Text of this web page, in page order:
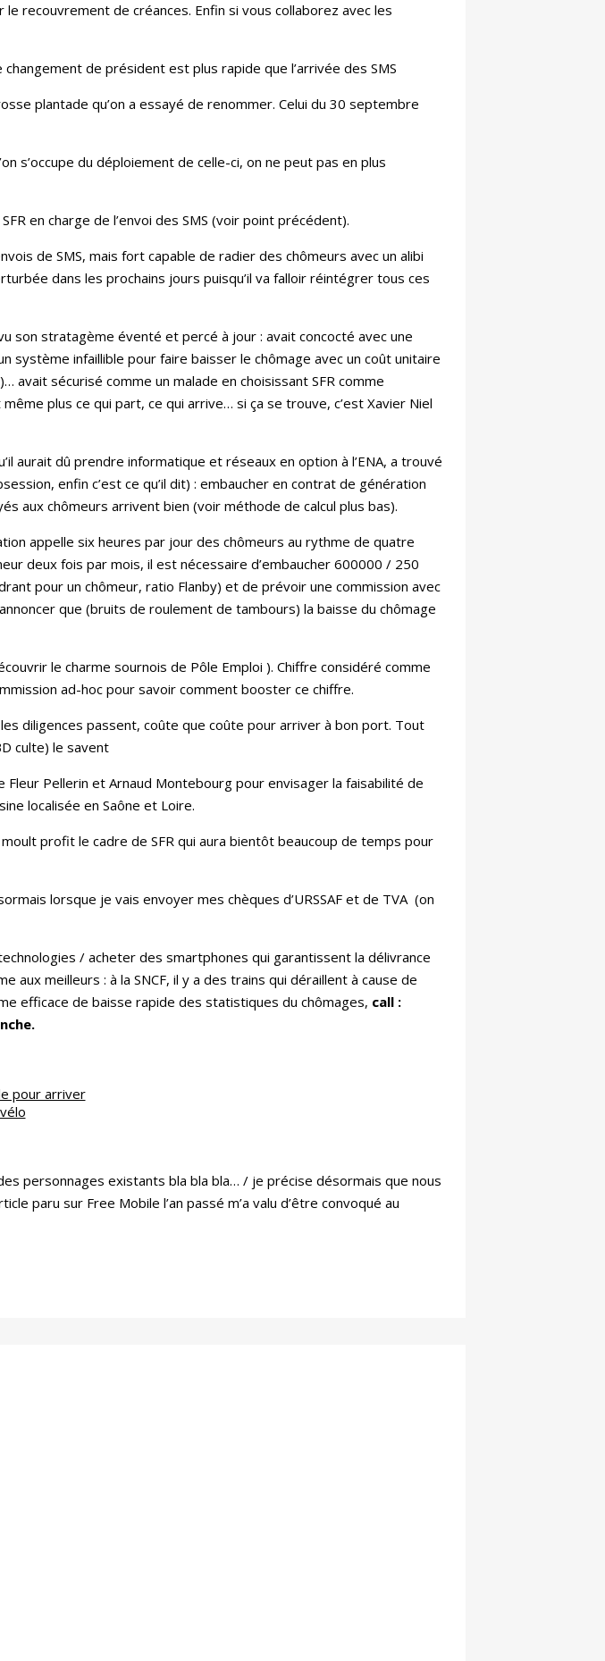
recouvrement de créances. Enfin si vous collaborez avec les
de président est plus rapide que l’arrivée des SMS
plantade qu’on a essayé de renommer. Celui du 30 septembre
s’occupe du déploiement de celle-ci, on ne peut pas en plus
en charge de l’envoi des SMS (voir point précédent).
de SMS, mais fort capable de radier des chômeurs avec un alibi
dans les prochains jours puisqu’il va falloir réintégrer tous ces
son stratagème éventé et percé à jour : avait concocté avec une
système infaillible pour faire baisser le chômage avec un coût unitaire
avait sécurisé comme un malade en choisissant SFR comme
plus ce qui part, ce qui arrive… si ça se trouve, c’est Xavier Niel
aurait dû prendre informatique et réseaux en option à l’ENA, a trouvé
enfin c’est ce qu’il dit) : embaucher en contrat de génération
aux chômeurs arrivent bien (voir méthode de calcul plus bas).
appelle six heures par jour des chômeurs au rythme de quatre
deux fois par mois, il est nécessaire d’embaucher 600000 / 250
pour un chômeur, ratio Flanby) et de prévoir une commission avec
que (bruits de roulement de tambours) la baisse du chômage
le charme sournois de Pôle Emploi ). Chiffre considéré comme
ad-hoc pour savoir comment booster ce chiffre.
diligences passent, coûte que coûte pour arriver à bon port. Tout
culte) le savent
Pellerin et Arnaud Montebourg pour envisager la faisabilité de
localisée en Saône et Loire.
profit le cadre de SFR qui aura bientôt beaucoup de temps pour
lorsque je vais envoyer mes chèques d’URSSAF et de TVA (on
/ acheter des smartphones qui garantissent la délivrance
meilleurs : à la SNCF, il y a des trains qui déraillent à cause de
efficace de baisse rapide des statistiques du chômages, call :
personnages existants bla bla bla… / je précise désormais que nous
paru sur Free Mobile l’an passé m’a valu d’être convoqué au